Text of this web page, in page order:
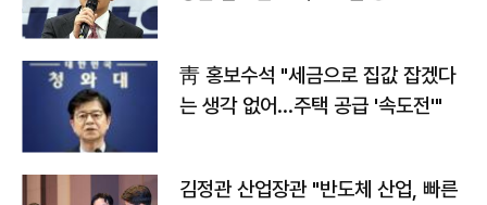
靑 홍보수석 "세금으로 집값 잡겠다
는 생각 없어…주택 공급 '속도전'"
김정관 산업장관 "반도체 산업, 빠른